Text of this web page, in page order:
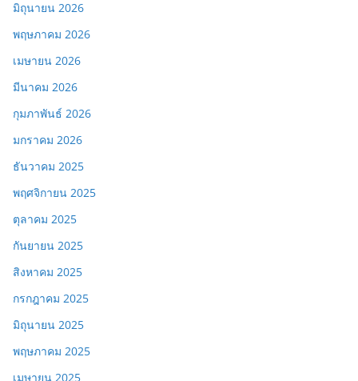
มิถุนายน 2026
พฤษภาคม 2026
เมษายน 2026
มีนาคม 2026
กุมภาพันธ์ 2026
มกราคม 2026
ธันวาคม 2025
พฤศจิกายน 2025
ตุลาคม 2025
กันยายน 2025
สิงหาคม 2025
กรกฎาคม 2025
มิถุนายน 2025
พฤษภาคม 2025
เมษายน 2025